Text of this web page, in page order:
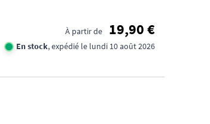
À partir de 19,90 €
En stock, expédié le lundi 10 août 2026